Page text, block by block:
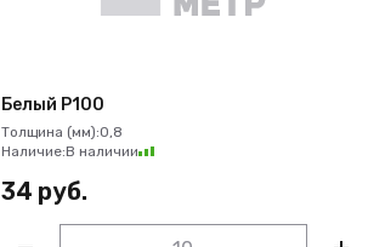
Белый Р100
Толщина (мм):0,8
Наличие:В наличии
34 руб.